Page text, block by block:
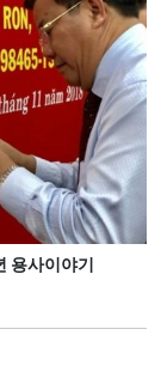
용사이야기